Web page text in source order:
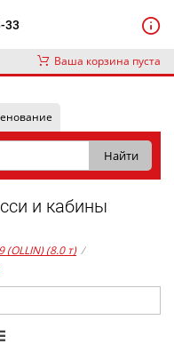
33
Ваша корзина пуста
и кабины
(OLLIN) (8.0 т) /